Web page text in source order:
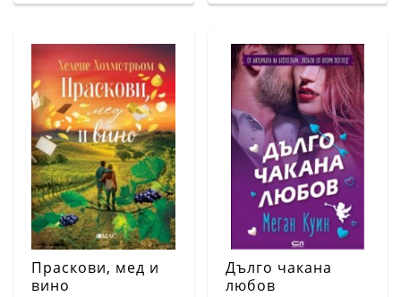
Праскови, мед и
вино
Дълго чакана
любов